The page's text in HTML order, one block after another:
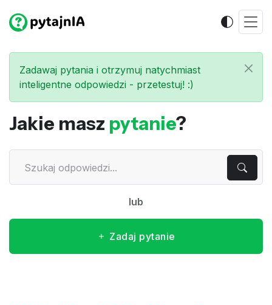
Zadawaj pytania i otrzymuj natychmiast
inteligentne odpowiedzi - przetestuj! :)
Jakie masz pytanie?
lub
Zadaj pytanie